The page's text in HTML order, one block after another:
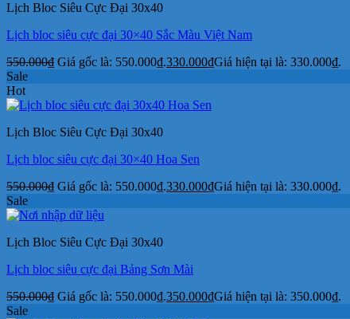
Lịch Bloc Siêu Cực Đại 30x40
Lịch bloc siêu cực đại 30×40 Sắc Màu Việt Nam
550.000₫ Giá gốc là: 550.000₫.330.000₫Giá hiện tại là: 330.000₫.
Sale
Hot
Lịch Bloc Siêu Cực Đại 30x40
Lịch bloc siêu cực đại 30×40 Hoa Sen
550.000₫ Giá gốc là: 550.000₫.330.000₫Giá hiện tại là: 330.000₫.
Sale
Lịch Bloc Siêu Cực Đại 30x40
Lịch bloc siêu cực đại Bảng Sơn Mài
550.000₫ Giá gốc là: 550.000₫.350.000₫Giá hiện tại là: 350.000₫.
Sale